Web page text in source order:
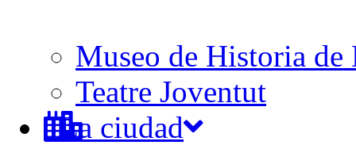
Museo de Historia de
Teatre Joventut
La ciudad